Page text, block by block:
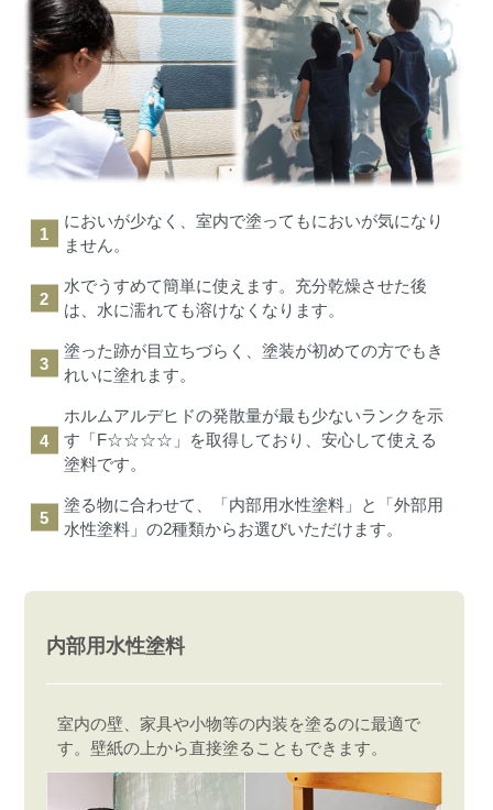
においが少なく、室内で塗ってもにおいが気になり
ません。
水でうすめて簡単に使えます。充分乾燥させた後
は、水に濡れても溶けなくなります。
塗った跡が目立ちづらく、塗装が初めての方でもき
れいに塗れます。
ホルムアルデヒドの発散量が最も少ないランクを示
す「F☆☆☆☆」を取得しており、安心して使える
塗料です。
塗る物に合わせて、「内部用水性塗料」と「外部用
水性塗料」の2種類からお選びいただけます。
内部用水性塗料
室内の壁、家具や小物等の内装を塗るのに最適で
す。壁紙の上から直接塗ることもできます。